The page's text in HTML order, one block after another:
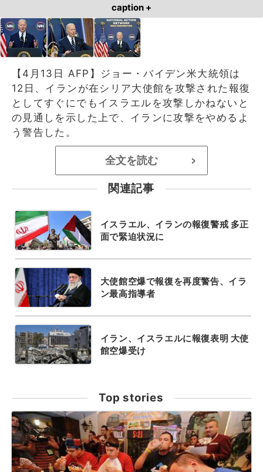
caption +
【4月13日 AFP】ジョー・バイデン米大統領は
12日、イランが在シリア大使館を攻撃された報復
としてすぐにでもイスラエルを攻撃しかねないと
の見通しを示した上で、イランに攻撃をやめるよ
う警告した。
全文を読む >
関連記事
イスラエル、イランの報復警戒 多正
面で緊迫状況に
大使館空爆で報復を再度警告、イラ
ン最高指導者
イラン、イスラエルに報復表明 大使
館空爆受け
Top stories